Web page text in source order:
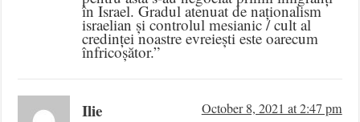
în Israel. Gradul atenuat de naționalism
israelian și controlul mesianic / cult al
credinței noastre evreiești este oarecum
înfricoșător.”
Ilie October 8, 2021 at 2:47 pm